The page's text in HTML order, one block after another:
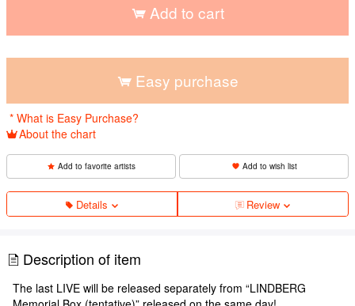
Add to cart
Easy purchase
* What is Easy Purchase?
About the chart
Add to favorite artists Add to wish list
Details Review
Description of item
The last LIVE will be released separately from “LINDBERG